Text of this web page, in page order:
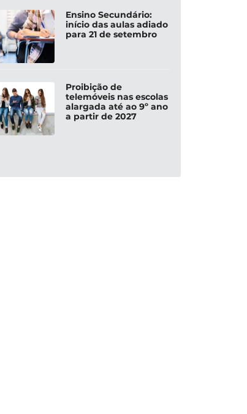
Ensino Secundário:
início das aulas adiado
para 21 de setembro
Proibição de
telemóveis nas escolas
alargada até ao 9º ano
a partir de 2027